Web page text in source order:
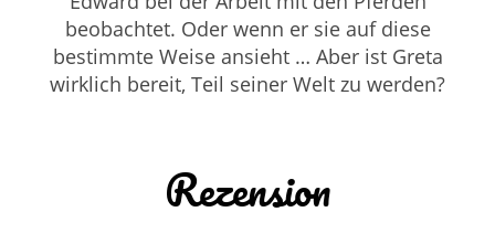
beobachtet. Oder wenn er sie auf diese
bestimmte Weise ansieht … Aber ist Greta
wirklich bereit, Teil seiner Welt zu werden?
Rezension